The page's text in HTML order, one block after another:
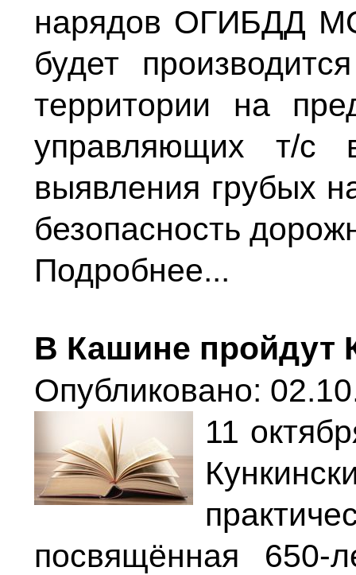
нарядов ОГИБДД
будет
территории на
управляющих т/с
выявления грубых
безопасность
Подробнее...
В Кашине пройдут
Опубликовано:
11
посвящённая 650-